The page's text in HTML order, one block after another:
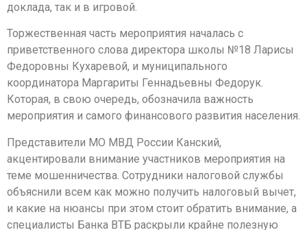
доклада, так и в игровой.
Торжественная часть мероприятия началась с
приветственного слова директора школы №18 Ларисы
Федоровны Кухаревой, и муниципального
координатора Маргариты Геннадьевны Федорук.
Которая, в свою очередь, обозначила важность
мероприятия и самого финансового развития населения.
Представители МО МВД России Канский,
акцентировали внимание участников мероприятия на
теме мошенничества. Сотрудники налоговой службы
объяснили всем как можно получить налоговый вычет,
и какие на нюансы при этом стоит обратить внимание, а
специалисты Банка ВТБ раскрыли крайне полезную